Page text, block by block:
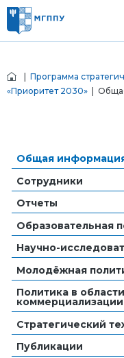
Программа
«Приоритет 2030» |
Общая
Сотрудники
Отчеты
Образовательная
Научно-
Молодёжная
Политика в
коммерциализации
Стратегический
Публикации